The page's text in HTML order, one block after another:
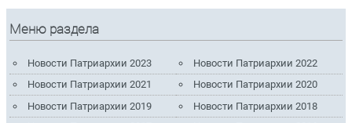
Меню раздела
Новости Патриархии 2023
Новости Патриархии 2022
Новости Патриархии 2021
Новости Патриархии 2020
Новости Патриархии 2019
Новости Патриархии 2018